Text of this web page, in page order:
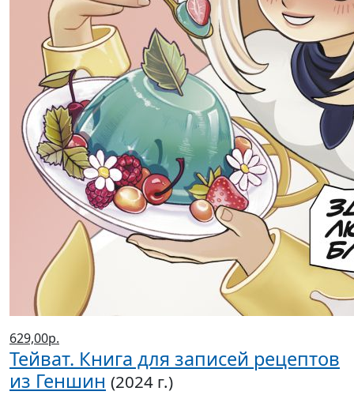
629,00р.
Тейват. Книга для записей рецептов
из Геншин (2024 г.)